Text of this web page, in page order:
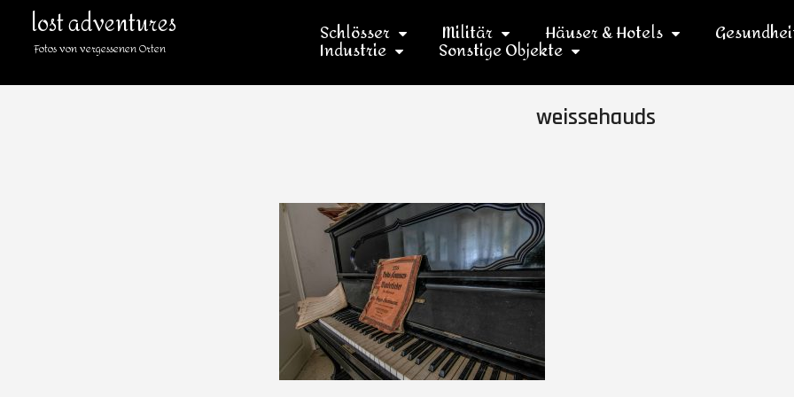
lost adventures
Fotos von vergessenen Orten Schlösser Militär Häuser & Hotels
Industrie Sonstige Objekte
weissehauds